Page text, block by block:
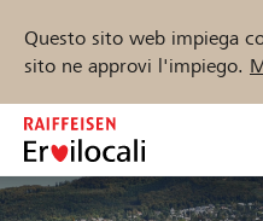
Questo sito web impiega
sito ne approvi l'impiego.
Zum
Inhalt
springen